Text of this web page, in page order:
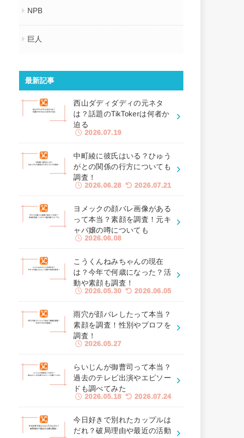
NPB
巨人
最新記事
西山ダディダディの元ネタ
は？話題のTikTokerは何者か
迫る
2026.07.19
中町綾に彼氏はいる？ひゅう
がとの関係の行方についても
調査！
2026.06.28 2026.07.21
ヨメックの顔バレ画像がある
って本当？素顔を調査！元キ
ャバ嬢の噂についても
2026.06.08
こうくんねみちゃんの現在
は？今年で何歳になった？活
動や素顔も調査！
2026.05.30 2026.06.05
雨穴が顔バレしたって本当？
素顔を調査！性別やプロフを
調査！
2026.05.27
らいじんが御曹司って本当？
過去のテレビ出演やエピソー
ドも調べてみた
2026.05.18 2026.07.24
今日好きで別れたカップルは
だれ？破局理由や最近の活動